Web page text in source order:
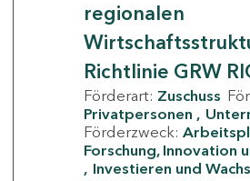
regionalen
Richtlinie GRW
Förderart: Zuschuss
Privatpersonen
Förderzweck:
Forschung, Innovation
Investieren und